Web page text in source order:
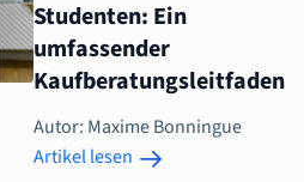
Studenten: Ein
umfassender
Kaufberatungsleitfaden
Autor: Maxime Bonningue
Artikel lesen